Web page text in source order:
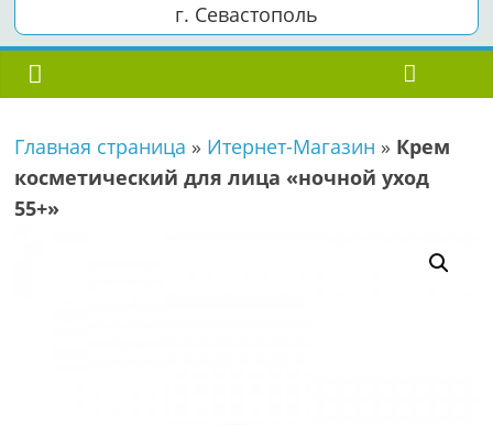
г. Севастополь
Главная страница » Итернет-Магазин » Крем
косметический для лица «ночной уход
55+»